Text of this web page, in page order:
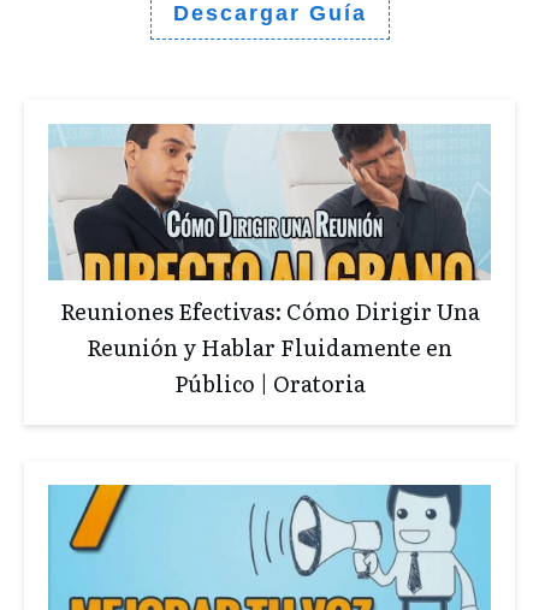
Descargar Guía
Reuniones Efectivas: Cómo Dirigir Una
Reunión y Hablar Fluidamente en
Público | Oratoria